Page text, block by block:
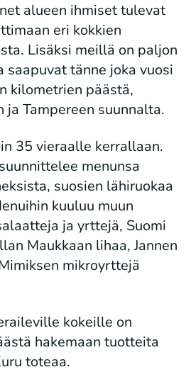
alueen ihmiset tulevat
eri kokkien
Lisäksi meillä on paljon
saapuvat tänne joka vuosi
kilometrien päästä,
Tampereen suunnalta.
35 vieraalle kerrallaan.
menunsa
suosien lähiruokaa
kuuluu muun
ja yrttejä, Suomi
Maukkaan lihaa, Jannen
mikroyrttejä
kokeille on
hakemaan tuotteita
toteaa.